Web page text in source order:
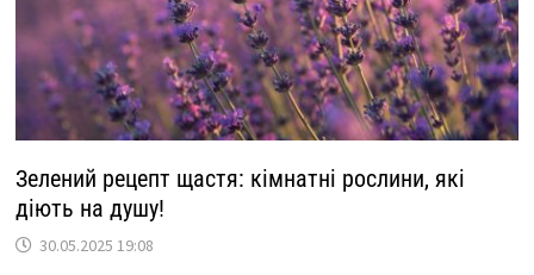
Зелений рецепт щастя: кімнатні рослини, які
діють на душу!
30.05.2025 19:08